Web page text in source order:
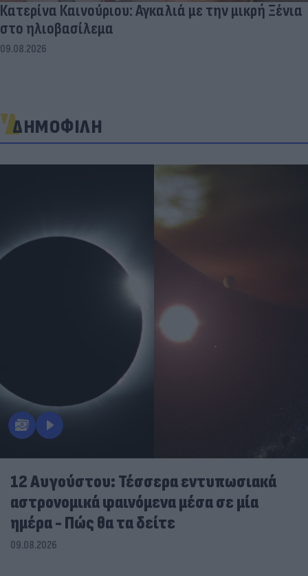
Κατερίνα Καινούριου: Αγκαλιά με την μικρή Ξένια
στο ηλιοβασίλεμα
09.08.2026
ΔΗΜΟΦΙΛΗ
12 Αυγούστου: Τέσσερα εντυπωσιακά
αστρονομικά φαινόμενα μέσα σε μία
ημέρα - Πώς θα τα δείτε
09.08.2026